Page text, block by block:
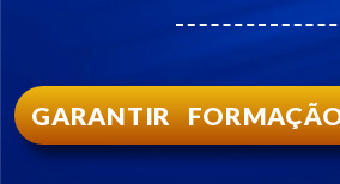
GARANTIR